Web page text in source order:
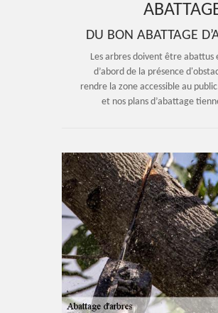
DU BON ABATTAGE
Les arbres doivent être abattus
d’abord de la présence
rendre la zone accessible au
et nos plans d’abattage